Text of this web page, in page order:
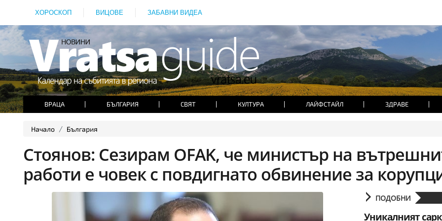
ХОРОСКОП ВИЦОВЕ ЗАБАВНИ ВИДЕА
ВРАЦА БЪЛГАРИЯ СВЯТ КУЛТУРА ЛАЙФСТАЙЛ ЗДРАВЕ
Начало България
Стоянов: Сезирам OFAK, че министър на
работи е човек с повдигнато обвинение за
ПОДОБНИ
Уникалният